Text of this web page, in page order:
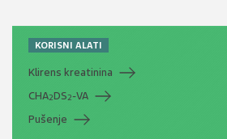
KORISNI ALATI
Klirens kreatinina
CHA2DS2-VA
Pušenje